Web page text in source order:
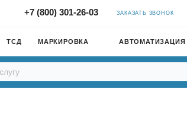
+7 (800) 301-26-03 ЗАКАЗАТЬ ЗВОНОК
ТСД МАРКИРОВКА АВТОМАТИЗАЦИЯ